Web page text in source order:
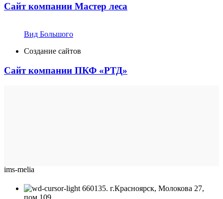
Сайт компании Мастер леса
Вид Большого
Создание сайтов
Сайт компании ПКФ «РТД»
ims-melia
660135. г.Красноярск, Молокова 27,
пом 109